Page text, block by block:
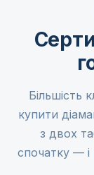
Більшість
купити
з двох
спочатку — і